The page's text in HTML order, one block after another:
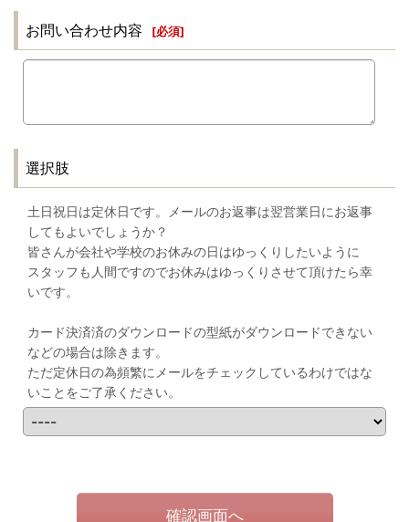
お問い合わせ内容 [必須]
選択肢
土日祝日は定休日です。メールのお返事は翌営業日にお返事
してもよいでしょうか？
皆さんが会社や学校のお休みの日はゆっくりしたいように
スタッフも人間ですのでお休みはゆっくりさせて頂けたら幸
いです。
カード決済済のダウンロードの型紙がダウンロードできない
などの場合は除きます。
ただ定休日の為頻繁にメールをチェックしているわけではな
いことをご了承ください。
確認画面へ